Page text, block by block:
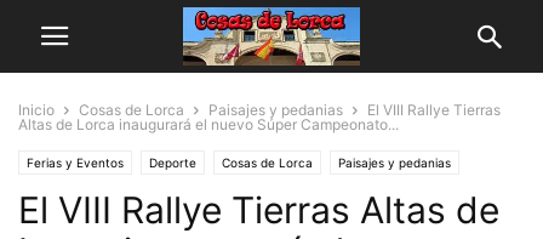
Inicio Cosas de Lorca Paisajes y pedanias
El VIII Rallye Tierras
Altas de Lorca inaugurará el nuevo Súper Campeonato...
Ferias y Eventos Deporte Cosas de Lorca Paisajes y pedanias
El VIII Rallye Tierras Altas de